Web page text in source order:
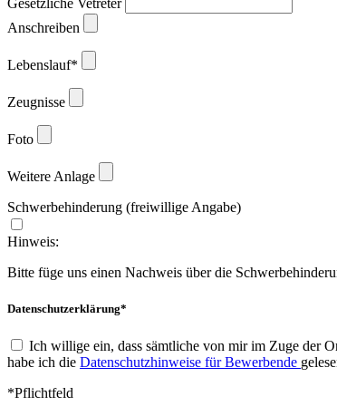
Gesetzliche Vetreter
Anschreiben
Lebenslauf*
Zeugnisse
Foto
Weitere Anlage
Schwerbehinderung (freiwillige Angabe)
Hinweis:
Bitte füge uns einen Nachweis über die
Datenschutzerklärung*
Ich willige ein, dass sämtliche von mir im Zuge der
habe ich die Datenschutzhinweise für Bewerbende
*Pflichtfeld